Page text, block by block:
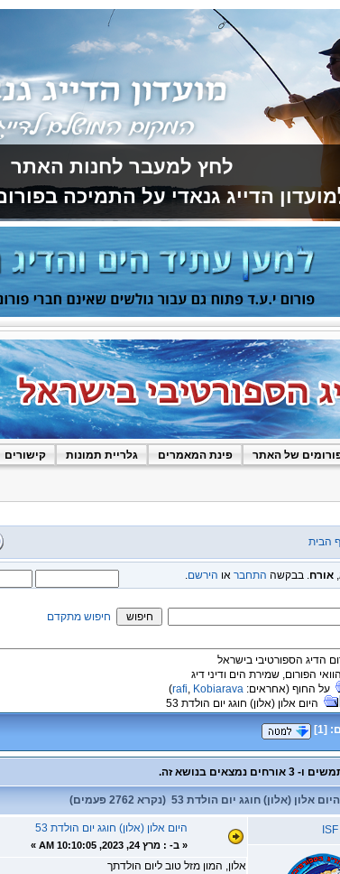
לחץ למעבר לחנות האתר
הדייג גנאדי על התמיכה
של האתר פינת המאמרים גלריית תמונות קישורים
הבית
אורח. בבקשה התחבר או הירשם.
חיפוש מתקדם
הדיג הספורטיבי בישראל
הוואי הפורום, שמירת הים ודיני דיג
על החוף (אחראים: rafi, Kobiarava
)
היום אלון (אלון) חוגג יום הולדת 53
[
1
]
אלון (אלון) חוגג יום הולדת 53 (נקרא 2762 פעמים)
היום אלון (אלון) חוגג יום הולדת 53
« ב- : מרץ 24, 2023, 10:10:05 AM »
אלון, המון מזל טוב ליום הולדתך